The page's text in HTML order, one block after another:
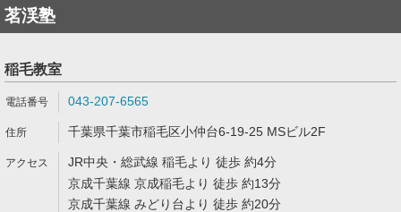
茗渓塾
稲毛教室
043-207-6565
千葉県千葉市稲毛区小仲台6-19-25 MSビル2F
JR中央・総武線 稲毛より 徒歩 約4分
京成千葉線 京成稲毛より 徒歩 約13分
京成千葉線 みどり台より 徒歩 約20分